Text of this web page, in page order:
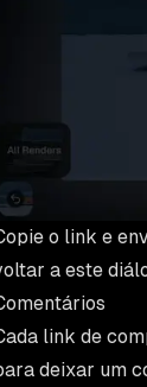
o link e
a este
link de
deixar um